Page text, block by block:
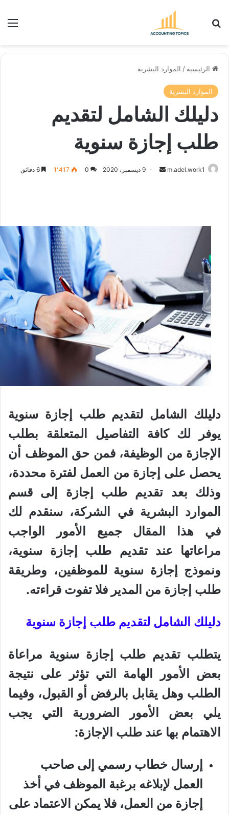
الرئيسية / الموارد البشرية
الموارد البشرية
دليلك الشامل لتقديم
طلب إجازة سنوية
m.adel.work1
أرسل 9 ديسمبر، 2020 0 1٬417
دليلك الشامل لتقديم طلب إجازة سنوية
يوفر لك كافة التفاصيل المتعلقة بطلب
الإجازة من الوظيفة، فمن حق الموظف أن
يحصل على إجازة من العمل لفترة محددة،
وذلك بعد تقديم طلب إجازة إلى قسم
الموارد البشرية في الشركة، سنقدم لك
في هذا المقال جميع الأمور الواجب
مراعاتها عند تقديم طلب إجازة سنوية،
ونموذج إجازة سنوية للموظفين، وطريقة
طلب إجازة من المدير فلا تفوت قراءته.
دليلك الشامل لتقديم طلب إجازة سنوية
يتطلب تقديم طلب إجازة سنوية مراعاة
بعض الأمور الهامة التي تؤثر على نتيجة
الطلب وهل يقابل بالرفض أو القبول، وفيما
يلي بعض الأمور الضرورية التي يجب
الاهتمام بها عند طلب الإجازة:
إرسال خطاب رسمي إلى صاحب
العمل لإبلاغه برغبة الموظف في أخذ
إجازة من العمل، فلا يمكن الاعتماد على